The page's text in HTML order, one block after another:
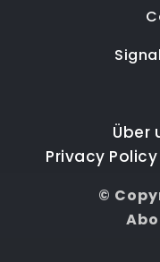
Über
Privacy Policy
©